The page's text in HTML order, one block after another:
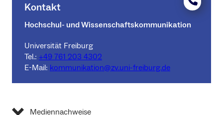
Kontakt
Hochschul- und Wissenschaftskommunikation
Universität Freiburg
Tel.: +49 761 203 4302
E-Mail: kommunikation@zv.uni-freiburg.de
Mediennachweise